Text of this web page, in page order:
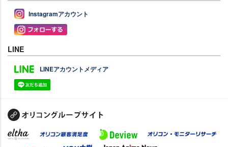
Instagramアカウント
LINE
LINEアカウントメディア